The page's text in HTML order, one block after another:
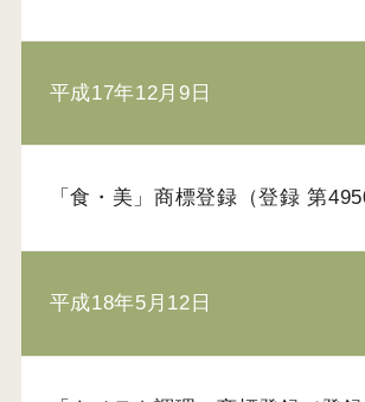
平成17年12月9日
「食・美」商標登録（登録 第
平成18年5月12日